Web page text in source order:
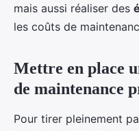
mais aussi réaliser des
les coûts de
Mettre en place
de maintenance
Pour tirer pleinement